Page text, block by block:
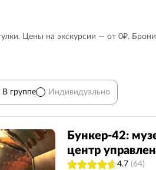
Цены на экскурсии — от 0₽.
площадь
1 Китай-
В группе Индивидуально
Бункер-42:
центр
4.7 (64)